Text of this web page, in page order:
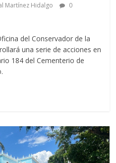
Martínez Hidalgo
0
del Conservador de la
una serie de acciones en
184 del Cementerio de